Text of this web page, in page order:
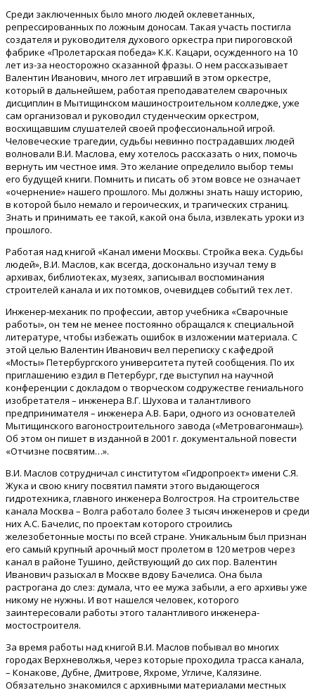
Среди заключенных было много людей оклеветанных,
репрессированных по ложным доносам. Такая участь постигла
создателя и руководителя духового оркестра при пироговской
фабрике «Пролетарская победа» К.К. Кацари, осужденного на 10
лет из-за неосторожно сказанной фразы. О нем рассказывает
Валентин Иванович, много лет игравший в этом оркестре,
который в дальнейшем, работая преподавателем сварочных
дисциплин в Мытищинском машиностроительном колледже, уже
сам организовал и руководил студенческим оркестром,
восхищавшим слушателей своей профессиональной игрой.
Человеческие трагедии, судьбы невинно пострадавших людей
волновали В.И. Маслова, ему хотелось рассказать о них, помочь
вернуть им честное имя. Это желание определило выбор темы
его будущей книги. Помнить и писать об этом вовсе не означает
«очернение» нашего прошлого. Мы должны знать нашу историю,
в которой было немало и героических, и трагических страниц.
Знать и принимать ее такой, какой она была, извлекать уроки из
прошлого.
Работая над книгой «Канал имени Москвы. Стройка века. Судьбы
людей», В.И. Маслов, как всегда, досконально изучал тему в
архивах, библиотеках, музеях, записывал воспоминания
строителей канала и их потомков, очевидцев событий тех лет.
Инженер-механик по профессии, автор учебника «Сварочные
работы», он тем не менее постоянно обращался к специальной
литературе, чтобы избежать ошибок в изложении материала. С
этой целью Валентин Иванович вел переписку с кафедрой
«Мосты» Петербургского университета путей сообщения. По их
приглашению ездил в Петербург, где выступил на научной
конференции с докладом о творческом содружестве гениального
изобретателя – инженера В.Г. Шухова и талантливого
предпринимателя – инженера А.В. Бари, одного из основателей
Мытищинского вагоностроительного завода («Метровагонмаш»).
Об этом он пишет в изданной в 2001 г. документальной повести
«Отчизне посвятим…».
В.И. Маслов сотрудничал с институтом «Гидропроект» имени С.Я.
Жука и свою книгу посвятил памяти этого выдающегося
гидротехника, главного инженера Волгостроя. На строительстве
канала Москва – Волга работало более 3 тысяч инженеров и среди
них А.С. Бачелис, по проектам которого строились
железобетонные мосты по всей стране. Уникальным был признан
его самый крупный арочный мост пролетом в 120 метров через
канал в районе Тушино, действующий до сих пор. Валентин
Иванович разыскал в Москве вдову Бачелиса. Она была
растрогана до слез: думала, что ее мужа забыли, а его архивы уже
никому не нужны. И вот нашелся человек, которого
заинтересовали работы этого талантливого инженера-
мостостроителя.
За время работы над книгой В.И. Маслов побывал во многих
городах Верхневолжья, через которые проходила трасса канала,
– Конакове, Дубне, Дмитрове, Яхроме, Угличе, Калязине.
Обязательно знакомился с архивными материалами местных